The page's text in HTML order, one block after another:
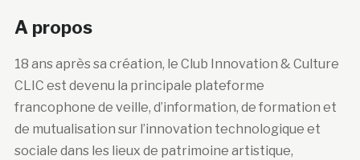
A propos
18 ans après sa création, le Club Innovation & Culture
CLIC est devenu la principale plateforme
francophone de veille, d’information, de formation et
de mutualisation sur l’innovation technologique et
sociale dans les lieux de patrimoine artistique,